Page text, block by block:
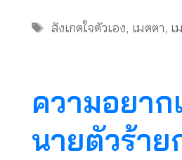
Tags
สังเกตใจตัวเอง, เมตตา, เ
ความอยาก
นายตัวร้าย